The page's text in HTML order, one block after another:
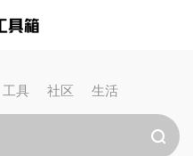
工具 社区 生活